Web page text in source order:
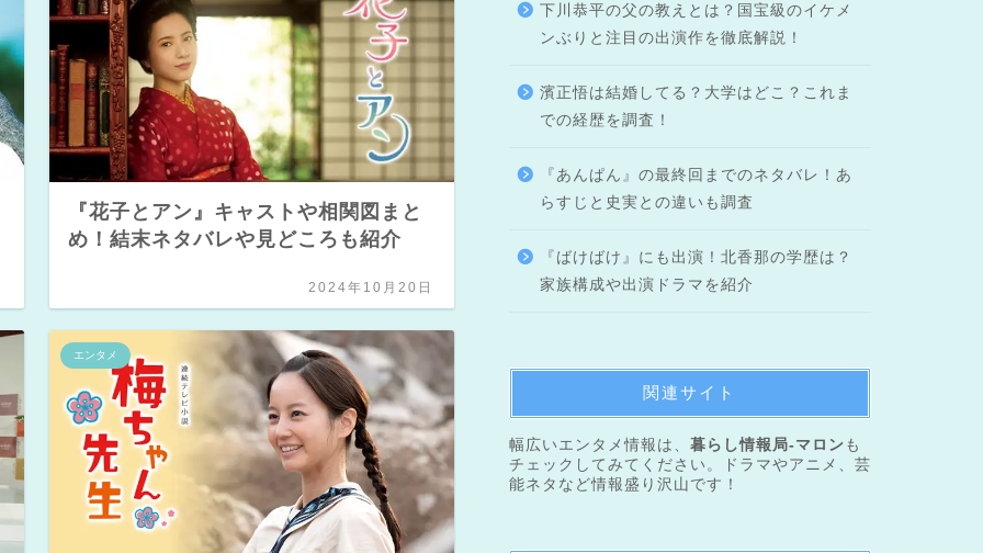
『花子とアン』キャストや相関図まと
め！結末ネタバレや見どころも紹介
2024年10月20日
エンタメ
下川恭平の父の教えとは？国宝級のイケメ
ンぶりと注目の出演作を徹底解説！
濱正悟は結婚してる？大学はどこ？これま
での経歴を調査！
『あんぱん』の最終回までのネタバレ！あ
らすじと史実との違いも調査
『ばけばけ』にも出演！北香那の学歴は？
家族構成や出演ドラマを紹介
関連サイト
幅広いエンタメ情報は、 暮らし情報局-マロン も
チェックしてみてください。ドラマやアニメ、芸
能ネタなど情報盛り沢山です！